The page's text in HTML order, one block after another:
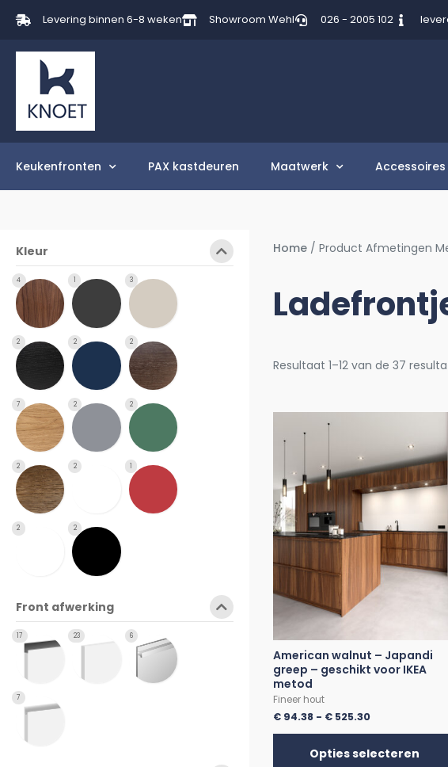
Levering binnen 6-8 weken Showroom Wehl 026 - 2005 102
Keukenfronten PAX kastdeuren Maatwerk Accessoires
Kleur
4 1 3
2 2 2
7 2 2
2 2 1
2 2
Front afwerking
17 23 6
7
Home / Product Afmetingen
Resultaat 1–12 van de 37
American walnut – Japandi
greep – geschikt voor IKEA
metod
Fineer hout
€ 94.38 - € 525.30
Opties selecteren